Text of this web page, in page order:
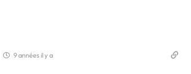
9 années il y a